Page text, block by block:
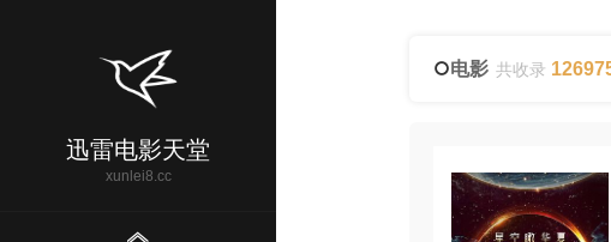
迅雷电影天堂
xunlei8.cc
电影 共收录